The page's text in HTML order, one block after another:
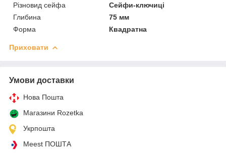
Різновид сейфа
Сейфи-ключиці
Глибина
75 мм
Форма
Квадратна
Приховати
Умови доставки
Нова Пошта
Магазини Rozetka
Укрпошта
Meest ПОШТА